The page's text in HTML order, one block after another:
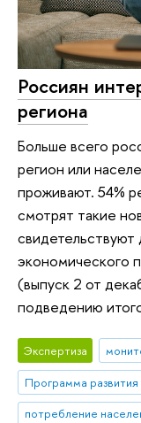
Россиян
региона
Больше всего
регион или
проживают. 54%
смотрят такие
экономического
(выпуск 2 от
подведению
Экспертиза
Программа развития
потребление